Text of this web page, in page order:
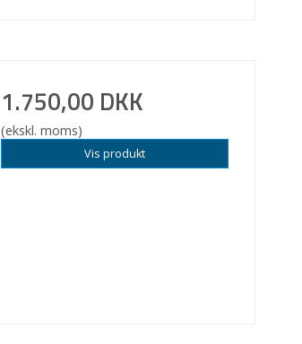
1.750,00 DKK
(ekskl. moms)
Vis produkt